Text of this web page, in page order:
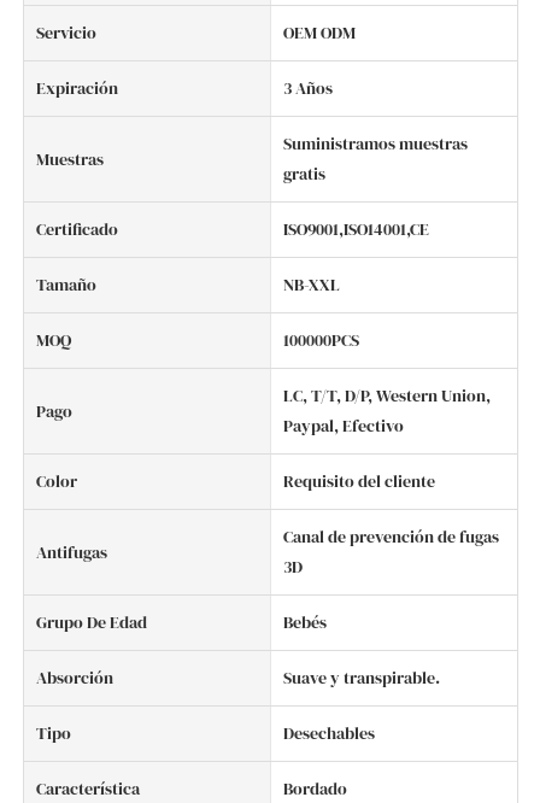
Servicio OEM ODM
Expiración 3 Años
Muestras
Suministramos muestras
gratis
Certificado ISO9001,ISO14001,CE
Tamaño NB-XXL
MOQ 100000PCS
Pago
LC, T/T, D/P, Western Union,
Paypal, Efectivo
Color Requisito del cliente
Antifugas
Canal de prevención de fugas
3D
Grupo De Edad Bebés
Absorción Suave y transpirable.
Tipo Desechables
Característica Bordado